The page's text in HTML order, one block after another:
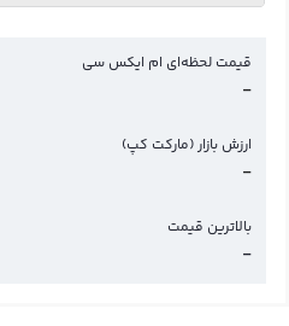
قیمت لحظه‌ای ام ایکس سی
-
ارزش بازار (مارکت کپ)
-
بالاترین قیمت
-